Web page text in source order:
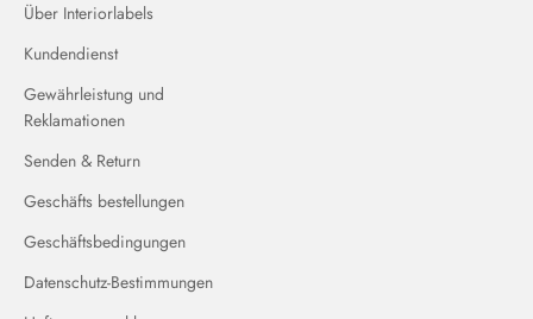
Über Interiorlabels
Kundendienst
Gewährleistung und
Reklamationen
Senden & Return
Geschäfts bestellungen
Geschäftsbedingungen
Datenschutz-Bestimmungen